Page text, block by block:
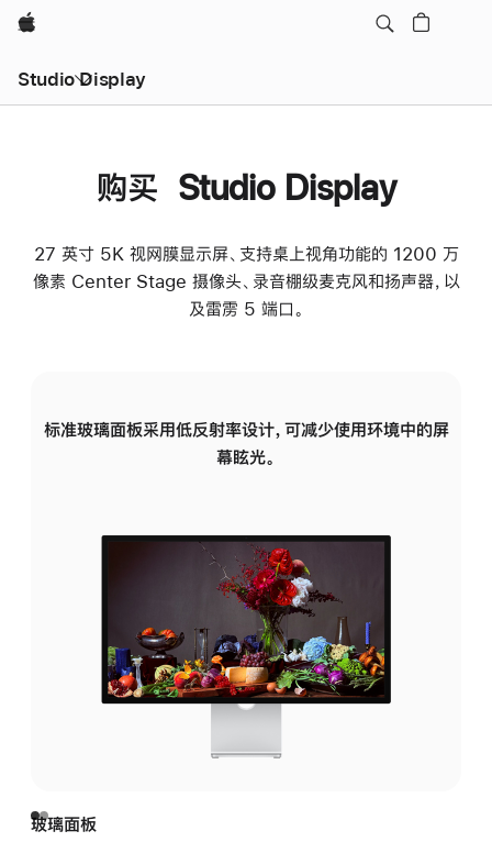
Apple
Studio Display
购买 Studio Display
27 英寸 5K 视网膜显示屏、支持桌上视角功能的 1200 万
像素 Center Stage 摄像头、录音棚级麦克风和扬声器，以
及雷雳 5 端口。
标准玻璃面板采用低反射率设计，可减少使用环境中的屏
幕眩光。
玻璃面板